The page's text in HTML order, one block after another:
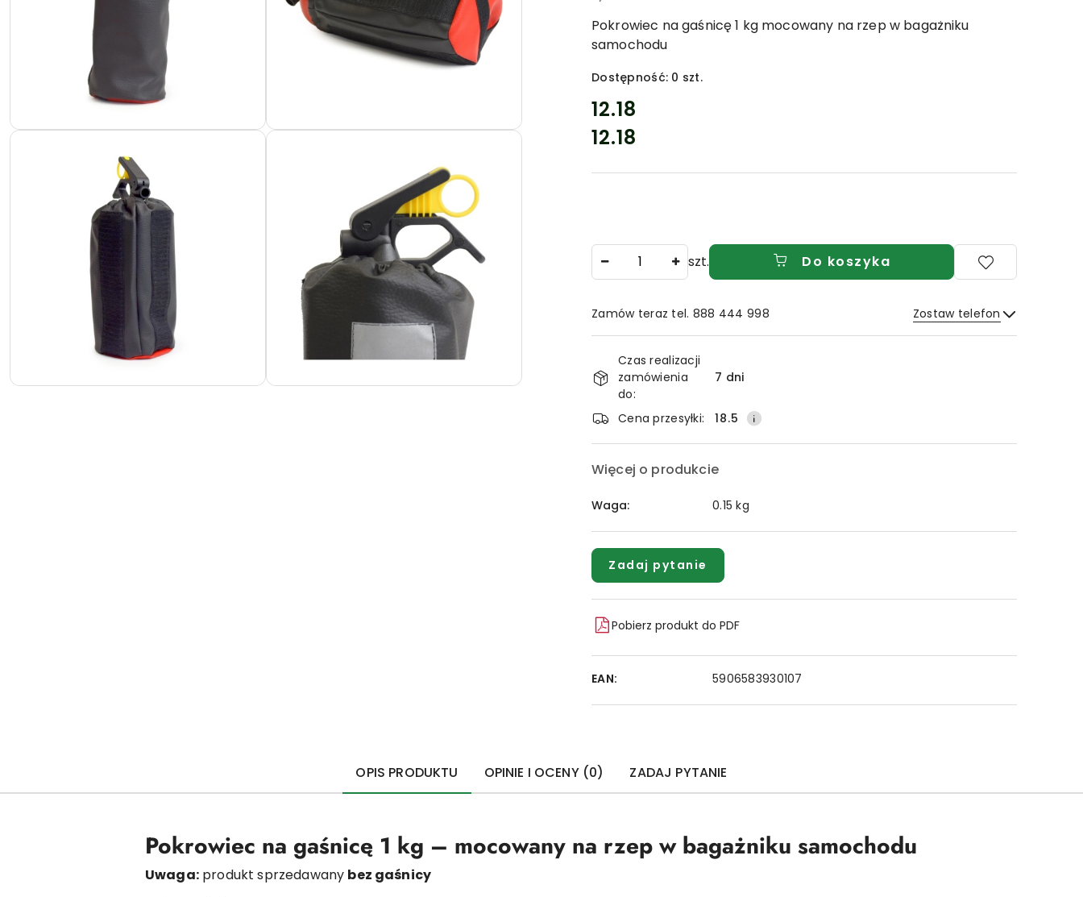
MONAŻOWE
GAŚNIC
ZNAKÓW.
Pokrowiec na gaśnicę 1 kg mocowany na rzep w bagażniku
samochodu
Dostępność: 0 szt.
cena:
12.18
Cena:
12.18
szt. Do koszyka
Zamów teraz tel. 888 444 998 Zostaw telefon
Wyślij
Dostępność
i
dostawa
Czas realizacji
zamówienia
do:
7 dni
Cena przesyłki: 18.5
Więcej o produkcie
Waga: 0.15 kg
Zadaj pytanie
Pobierz produkt do PDF
EAN: 5906583930107
OPIS PRODUKTU OPINIE I OCENY (0) ZADAJ PYTANIE
Pokrowiec na gaśnicę 1 kg – mocowany na rzep w bagażniku samochodu
Uwaga:produkt sprzedawany bez gaśnicy